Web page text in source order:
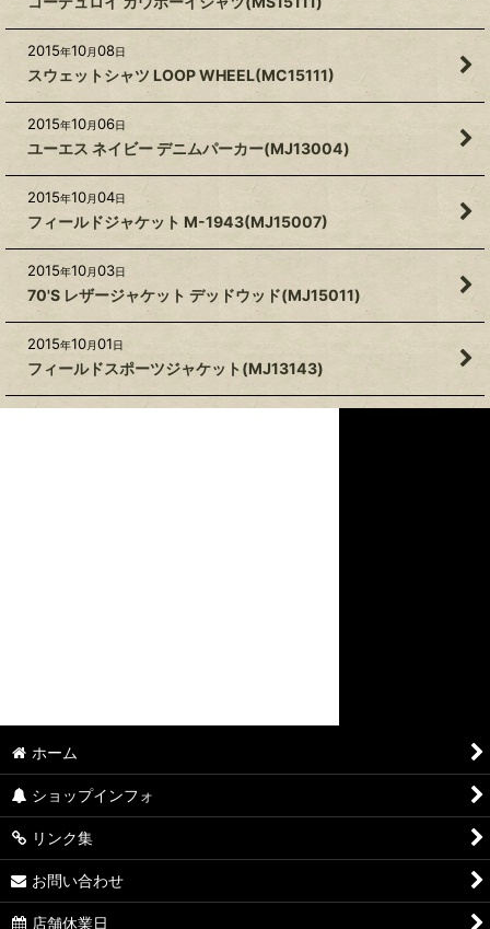
2015年10月08日
スウェットシャツ LOOP WHEEL(MC15111)
2015年10月06日
ユーエス ネイビー デニムパーカー(MJ13004)
2015年10月04日
フィールドジャケット M-1943(MJ15007)
2015年10月03日
70'S レザージャケット デッドウッド(MJ15011)
2015年10月01日
フィールドスポーツジャケット(MJ13143)
ホーム
ショップインフォ
リンク集
お問い合わせ
店舗休業日